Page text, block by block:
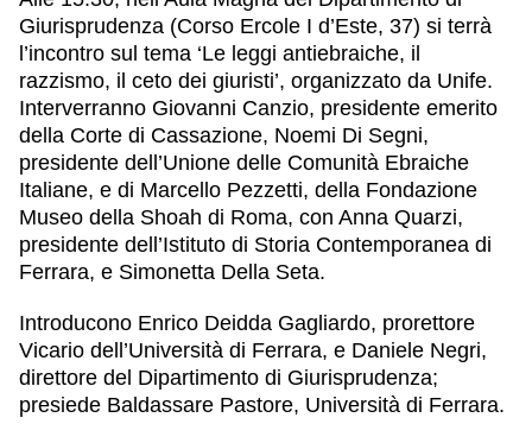
Giurisprudenza (Corso Ercole I d’Este, 37) si terrà
l’incontro sul tema ‘Le leggi antiebraiche, il
razzismo, il ceto dei giuristi’, organizzato da Unife.
Interverranno Giovanni Canzio, presidente emerito
della Corte di Cassazione, Noemi Di Segni,
presidente dell’Unione delle Comunità Ebraiche
Italiane, e di Marcello Pezzetti, della Fondazione
Museo della Shoah di Roma, con Anna Quarzi,
presidente dell’Istituto di Storia Contemporanea di
Ferrara, e Simonetta Della Seta.
Introducono Enrico Deidda Gagliardo, prorettore
Vicario dell’Università di Ferrara, e Daniele Negri,
direttore del Dipartimento di Giurisprudenza;
presiede Baldassare Pastore, Università di Ferrara.